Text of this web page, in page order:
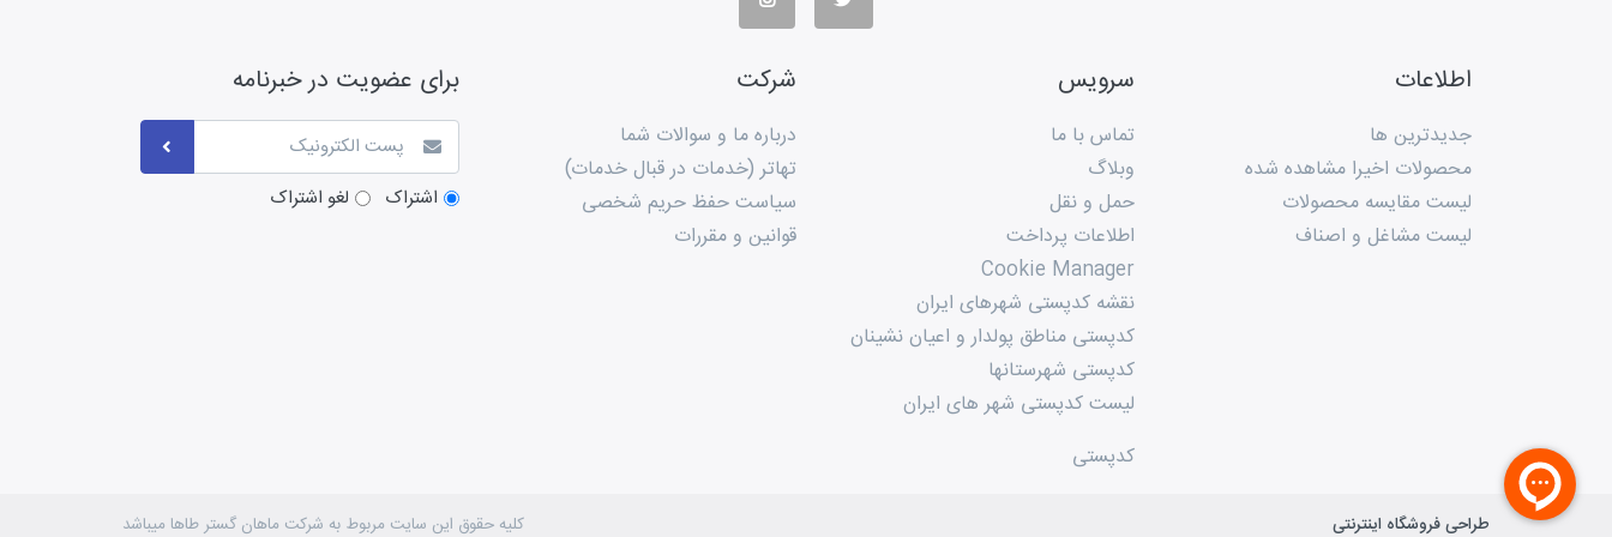
اطلاعات
جدیدترین ها
محصولات اخیرا مشاهده شده
لیست مقایسه محصولات
لیست مشاغل و اصناف
سرویس
تماس با ما
وبلاگ
حمل و نقل
اطلاعات پرداخت
Cookie Manager
نقشه کدپستی شهرهای ایران
کدپستی مناطق پولدار و اعیان نشینان
کدپستی شهرستانها
لیست کدپستی شهر های ایران
کدپستی
شرکت
درباره ما و سوالات شما
تهاتر (خدمات در قبال خدمات)
سیاست حفظ حریم شخصی
قوانین و مقررات
برای عضویت در خبرنامه
اشتراک لغو اشتراک
طراحی فروشگاه اینترنتی کلیه حقوق این سایت مربوط به شرکت ماهان گستر طاها میباشد